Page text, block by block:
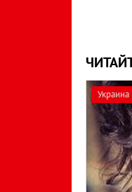
Украина